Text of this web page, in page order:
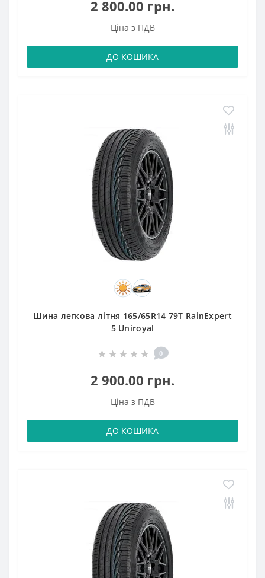
2 800.00 грн.
Ціна з ПДВ
ДО КОШИКА
Шина легкова літня 165/65R14 79T RainExpert
5 Uniroyal
0
2 900.00 грн.
Ціна з ПДВ
ДО КОШИКА